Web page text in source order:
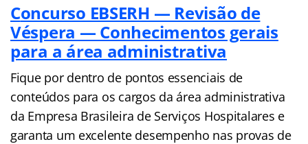
Concurso EBSERH — Revisão de
Véspera — Conhecimentos gerais
para a área administrativa
Fique por dentro de pontos essenciais de
conteúdos para os cargos da área administrativa
da Empresa Brasileira de Serviços Hospitalares e
garanta um excelente desempenho nas provas de